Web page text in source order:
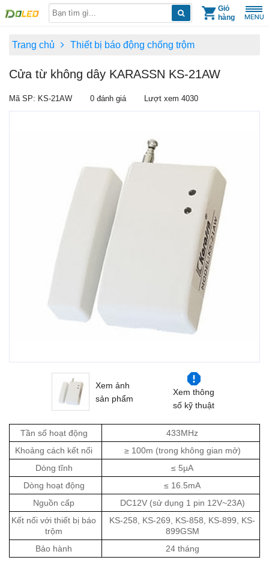
Giỏ
hàng
Trang chủ Thiết bị báo động chống trộm
Cửa từ không dây KARASSN KS-21AW
Mã SP: KS-21AW 0 đánh giá Lượt xem 4030
Xem ảnh
sản phẩm
Xem thông
số kỹ thuật
Tần số hoạt động
433MHz
Khoảng cách kết nối
≥ 100m (trong không gian mở)
Dòng tĩnh
≤ 5µA
Dòng hoạt động
≤ 16.5mA
Nguồn cấp
DC12V (sử dụng 1 pin 12V~23A)
Kết nối với thiết bị báo
trộm
KS-258, KS-269, KS-858, KS-899, KS-
899GSM
Bảo hành
24 tháng